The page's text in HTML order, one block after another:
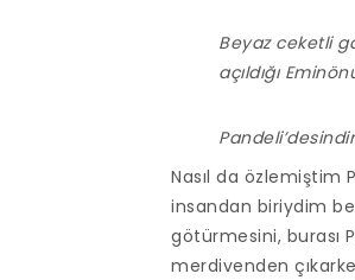
Beyaz ceketli
açıldığı
Nasıl da özlemiştim
insandan biriydim
götürmesini, burası
merdivenden